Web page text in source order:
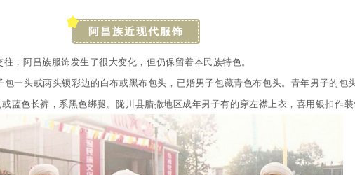
阿昌族近现代服饰
，阿昌族服饰发生了很大变化，但仍保留着本民族特色。
一头或两头锁彩边的白布或黑布包头，已婚男子包藏青色布包头。青年男子的包
蓝色长裤，系黑色绑腿。陇川县腊撒地区成年男子有的穿左襟上衣，喜用银扣作装